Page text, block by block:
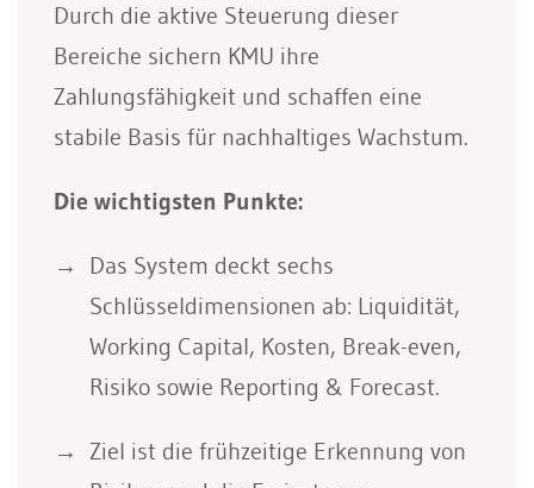
Durch die aktive Steuerung dieser
Bereiche sichern KMU ihre
Zahlungsfähigkeit und schaffen eine
stabile Basis für nachhaltiges Wachstum.
Die wichtigsten Punkte:
Das System deckt sechs
Schlüsseldimensionen ab: Liquidität,
Working Capital, Kosten, Break-even,
Risiko sowie Reporting & Forecast.
Ziel ist die frühzeitige Erkennung von